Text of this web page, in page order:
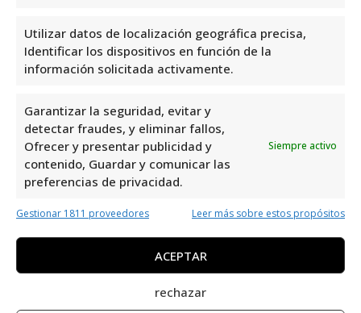
Utilizar datos de localización geográfica precisa,
Identificar los dispositivos en función de la
información solicitada activamente.
Garantizar la seguridad, evitar y
detectar fraudes, y eliminar fallos,
Ofrecer y presentar publicidad y
contenido, Guardar y comunicar las
preferencias de privacidad.
Siempre activo
Gestionar 1811 proveedores Leer más sobre estos propósitos
ACEPTAR
rechazar
Tst Grupo es uno de los mejores
especialistas en Reparación de Sistemas de
Seguridad en Orihuela Costa. Ofrecen una
la seguridad, incluyendo instalación,
mantenimiento y reparación de sistemas de
alarmas, cámaras de seguridad, control de
accesos, entre otros. Si buscas soluciones
hogar o negocio, no dudes en contactar a
Encuentra sus datos de contacto en esta
web y asegura la tranquilidad de tu